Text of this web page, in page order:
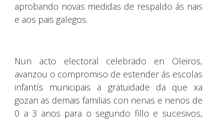
aprobando novas medidas de respaldo ás nais
e aos pais galegos.
Nun acto electoral celebrado en Oleiros,
avanzou o compromiso de estender ás escolas
infantís municipais a gratuidade da que xa
gozan as demais familias con nenas e nenos de
0 a 3 anos para o segundo fillo e sucesivos,